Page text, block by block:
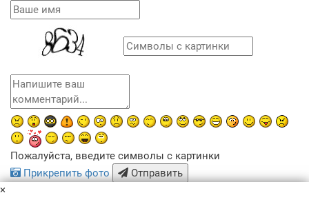
Пожалуйста, введите символы с картинки
Прикрепить фото
Отправить
×